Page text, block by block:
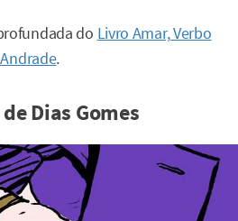
do Livro Amar, Verbo
.
de Dias Gomes